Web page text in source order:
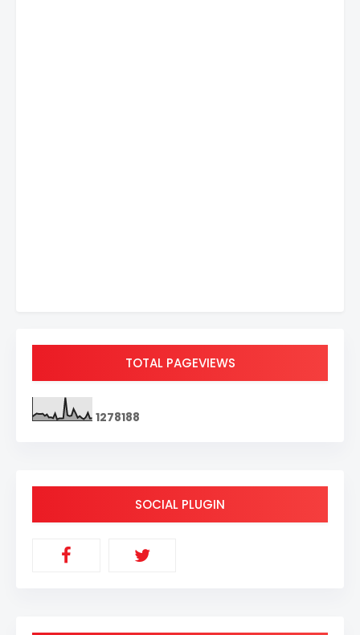
TOTAL PAGEVIEWS
1278188
SOCIAL PLUGIN